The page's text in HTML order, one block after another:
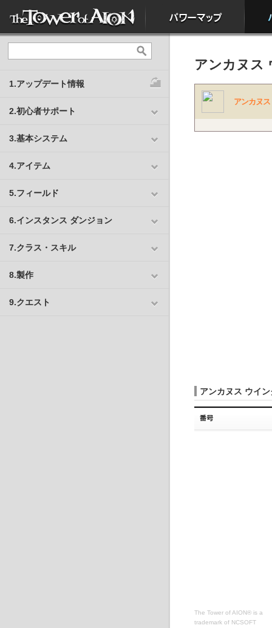
1.アップデート情報
2.初心者サポート
3.基本システム
4.アイテム
5.フィールド
6.インスタンス ダンジョン
7.クラス・スキル
8.製作
9.クエスト
アンカヌス
アンカヌ
アンカヌス ウイ
The Tower of AION® is a
trademark of NCSOFT